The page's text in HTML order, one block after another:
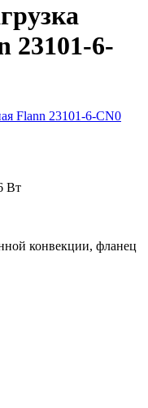
23101-6-
Вт
конвекции, фланец